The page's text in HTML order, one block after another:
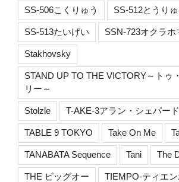
SS-506こくりゅう SS-512とうりゅ
SS-513たいげい SSN-723オクラホ
Stakhovsky
STAND UP TO THE VICTORY～トゥ
リー～
Stolzle T-AKE-3アラン・シェパード
TABLE 9 TOKYO Take On Me
TANABATA Sequence Tani The
THE ビッグオー TIEMPO-ティエ